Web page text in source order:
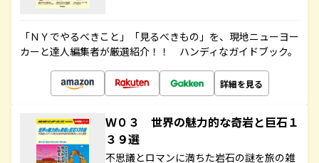
「ＮＹでやるべきこと」「見るべきもの」を、現地ニューヨー
カーと達人編集者が厳選紹介！！ ハンディなガイドブック。
詳細を見る
Ｗ０３ 世界の魅力的な奇岩と巨石１
３９選
不思議とロマンに満ちた岩石の謎を旅の雑